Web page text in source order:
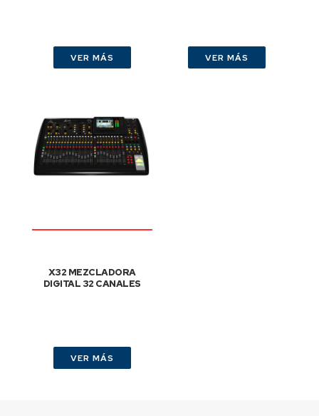
VER MÁS VER MÁS
X32 MEZCLADORA
DIGITAL 32 CANALES
VER MÁS